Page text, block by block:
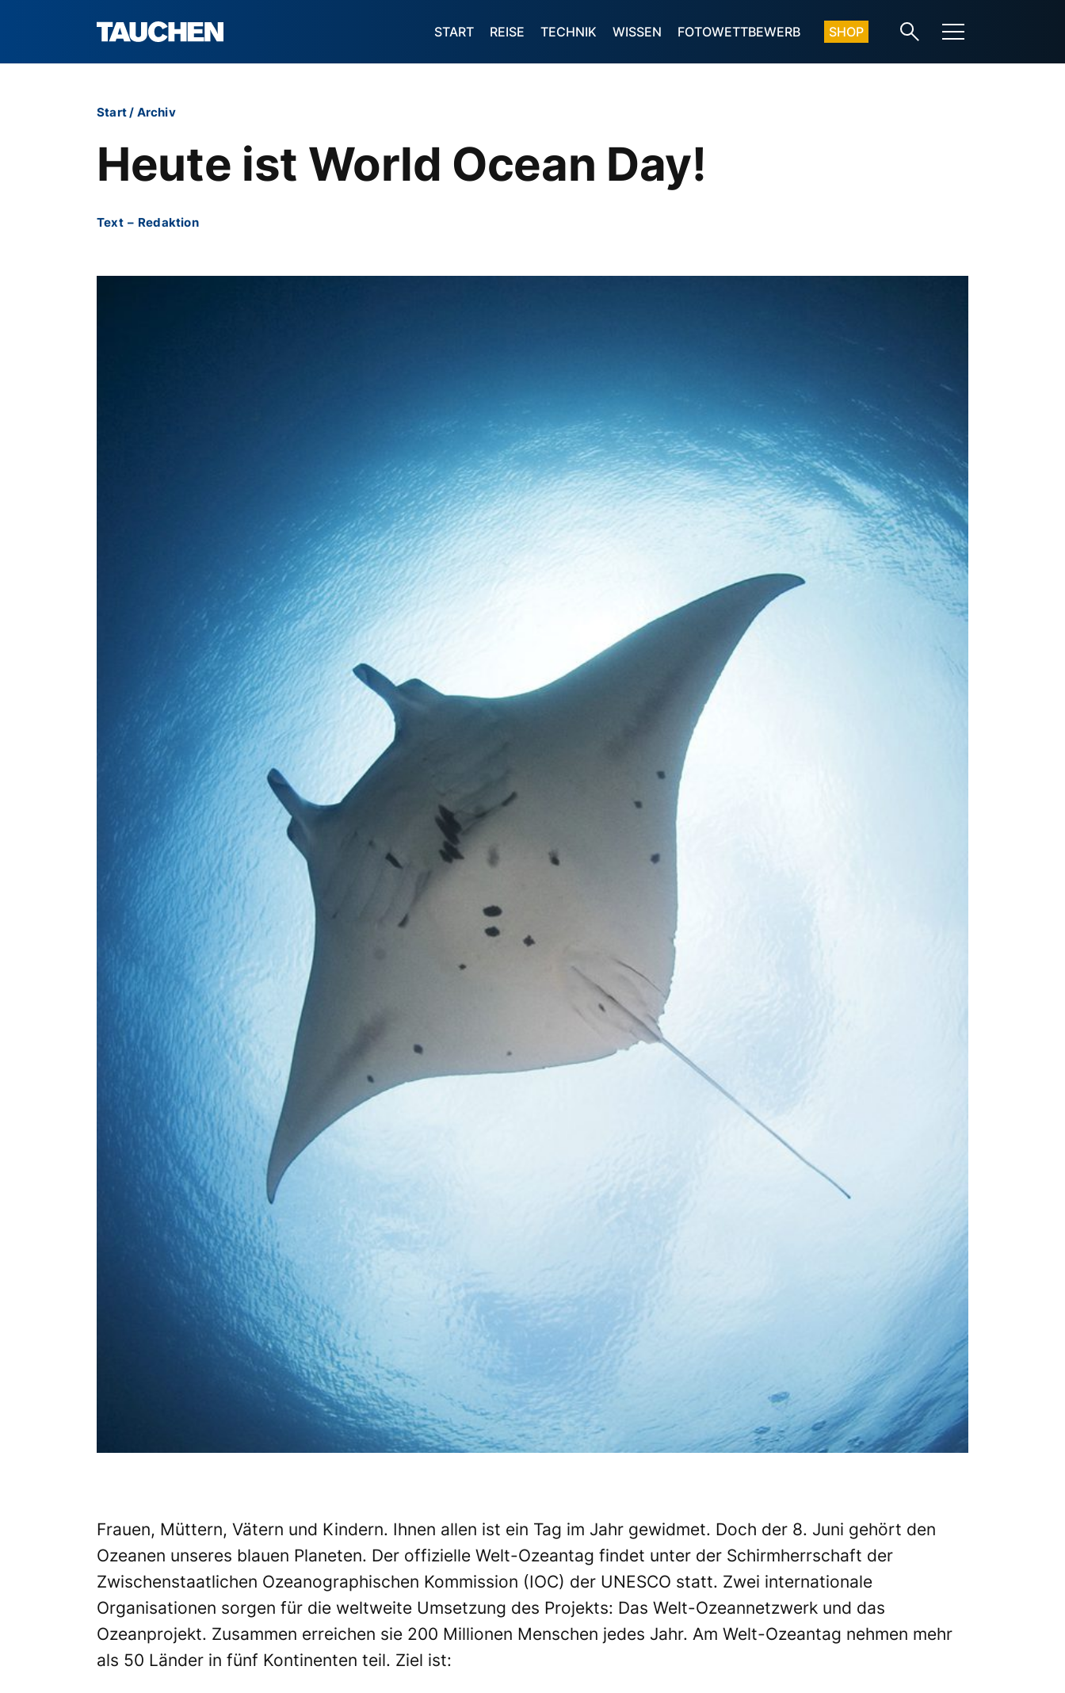
START REISE TECHNIK WISSEN FOTOWETTBEWERB SHOP
Start/ Archiv
Heute ist World Ocean Day!
Text – Redaktion
Frauen, Müttern, Vätern und Kindern. Ihnen allen ist ein Tag im Jahr gewidmet. Doch der 8. Juni gehört den
Ozeanen unseres blauen Planeten. Der offizielle Welt-Ozeantag findet unter der Schirmherrschaft der
Zwischenstaatlichen Ozeanographischen Kommission (IOC) der UNESCO statt. Zwei internationale
Organisationen sorgen für die weltweite Umsetzung des Projekts: Das Welt-Ozeannetzwerk und das
Ozeanprojekt. Zusammen erreichen sie 200 Millionen Menschen jedes Jahr. Am Welt-Ozeantag nehmen mehr
als 50 Länder in fünf Kontinenten teil. Ziel ist: